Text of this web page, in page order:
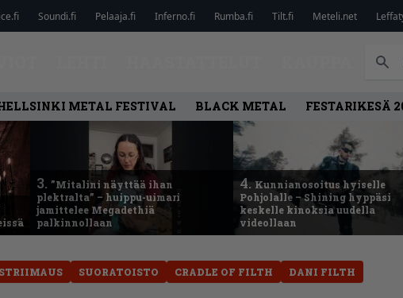
Soundi.fi Pelaaja.fi Inferno.fi Rumba.fi Tilt.fi Meteli.net
METAL FESTIVAL BLACK METAL FESTARIKESÄ
3. ”Mitalini näyttää ihan
plektralta” – huippu-uimari
jamittelee Megadethiä
palkinnollaan
4. Kunnianosoitus hyiselle
Pohjolalle – Shining hyppäsi
keskelle kinoksia uudella
videollaan
STRIIMAUS SUORATOISTO CRADLE OF FILTH DANI FILTH